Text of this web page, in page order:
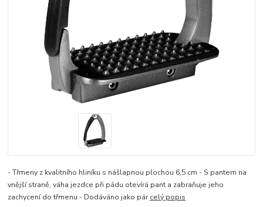
- Třmeny z kvalitního hliníku s nášlapnou plochou 6,5 cm - S pantem na
vnější straně, váha jezdce při pádu otevírá pant a zabraňuje jeho
zachycení do třmenu - Dodáváno jako párcelý popis